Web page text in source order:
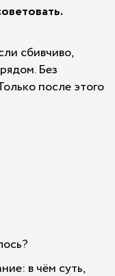
сбивчиво,
Без
после этого
в чём суть,